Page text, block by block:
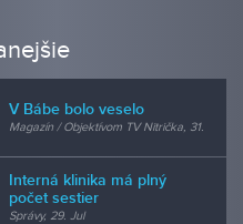
V Bábe bolo veselo
Magazín / Objektívom TV Nitrička, 31.
Interná klinika má plný
počet sestier
Správy, 29. Jul